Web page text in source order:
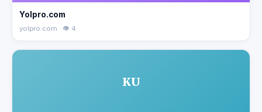
Yolpro.com
yolpro.com · 👁 4
KU